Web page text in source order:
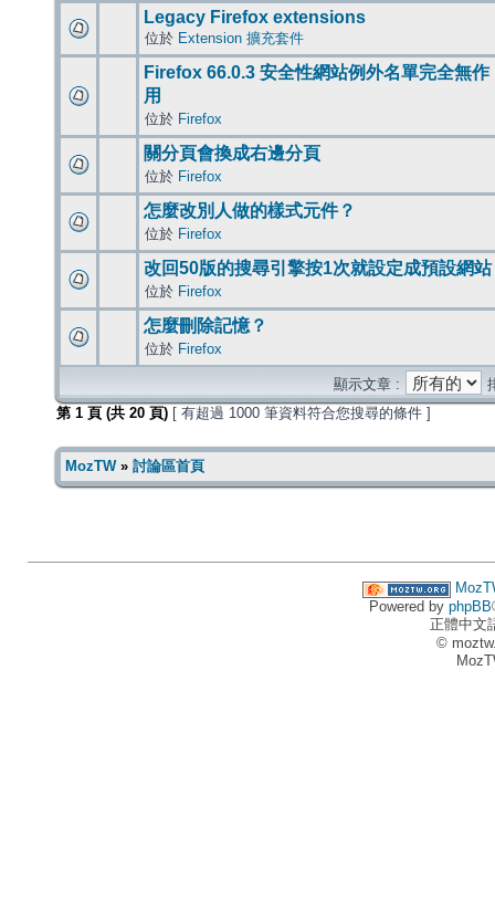
Legacy Firefox extensions
位於 Extension 擴充套件
Firefox 66.0.3 安全性網站例外名單完全無作
用
位於 Firefox
關分頁會換成右邊分頁
位於 Firefox
怎麼改別人做的樣式元件？
位於 Firefox
改回50版的搜尋引擎按1次就設定成預設網站
位於 Firefox
怎麼刪除記憶？
位於 Firefox
顯示文章 :
第 1 頁 (共 20 頁) [ 有超過 1000 筆資料符合您搜尋的條件 ]
MozTW» 討論區首頁
Powered by phpBB
正體中文
©